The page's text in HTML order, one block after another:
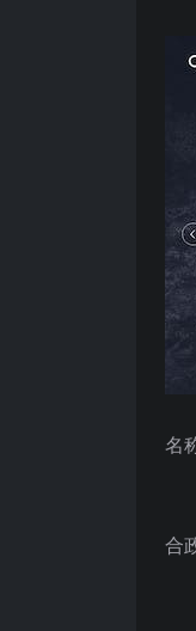
名
合